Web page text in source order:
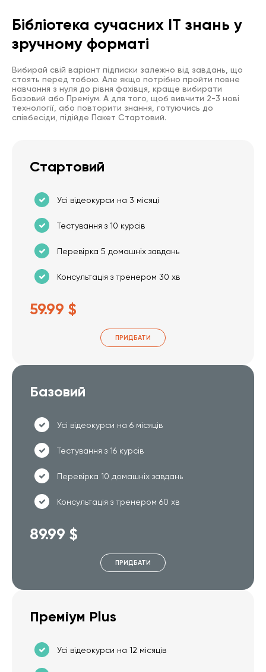
Бібліотека сучасних IT знань у
зручному форматі
Вибирай свій варіант підписки залежно від завдань, що
стоять перед тобою. Але якщо потрібно пройти повне
навчання з нуля до рівня фахівця, краще вибирати
Базовий або Преміум. А для того, щоб вивчити 2-3 нові
технології, або повторити знання, готуючись до
співбесіди, підійде Пакет Стартовий.
Стартовий
Усі відеокурси на 3 місяці
Тестування з 10 курсів
Перевірка 5 домашніх завдань
Консультація з тренером 30 хв
59.99 $
ПРИДБАТИ
Базовий
Усі відеокурси на 6 місяців
Тестування з 16 курсів
Перевірка 10 домашніх завдань
Консультація з тренером 60 хв
89.99 $
ПРИДБАТИ
Преміум Plus
Усі відеокурси на 12 місяців